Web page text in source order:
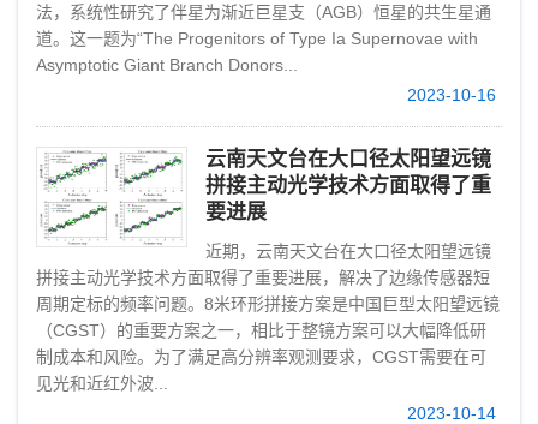
法，系统性研究了伴星为渐近巨星支（AGB）恒星的共生星通
道。这一题为“The Progenitors of Type Ia Supernovae with
Asymptotic Giant Branch Donors...
2023-10-16
云南天文台在大口径太阳望远镜
拼接主动光学技术方面取得了重
要进展
近期，云南天文台在大口径太阳望远镜
拼接主动光学技术方面取得了重要进展，解决了边缘传感器短
周期定标的频率问题。8米环形拼接方案是中国巨型太阳望远镜
（CGST）的重要方案之一，相比于整镜方案可以大幅降低研
制成本和风险。为了满足高分辨率观测要求，CGST需要在可
见光和近红外波...
2023-10-14